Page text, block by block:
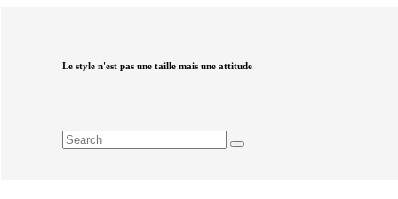
Le style n'est pas une taille mais une attitude